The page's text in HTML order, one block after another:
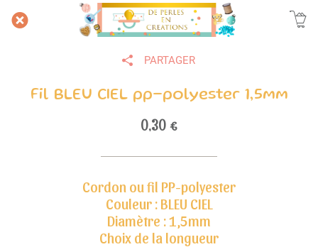
PARTAGER
Fil BLEU CIEL pp-polyester 1,5mm
0,30 €
Cordon ou fil PP-polyester
Couleur : BLEU CIEL
Diamètre : 1,5mm
Choix de la longueur